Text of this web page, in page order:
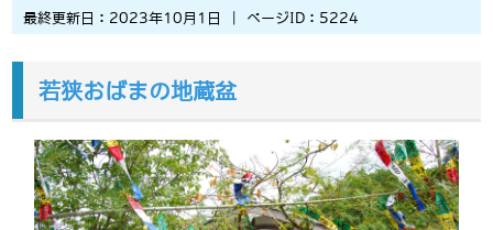
最終更新日：2023年10月1日 ページID：5224
若狭おばまの地蔵盆